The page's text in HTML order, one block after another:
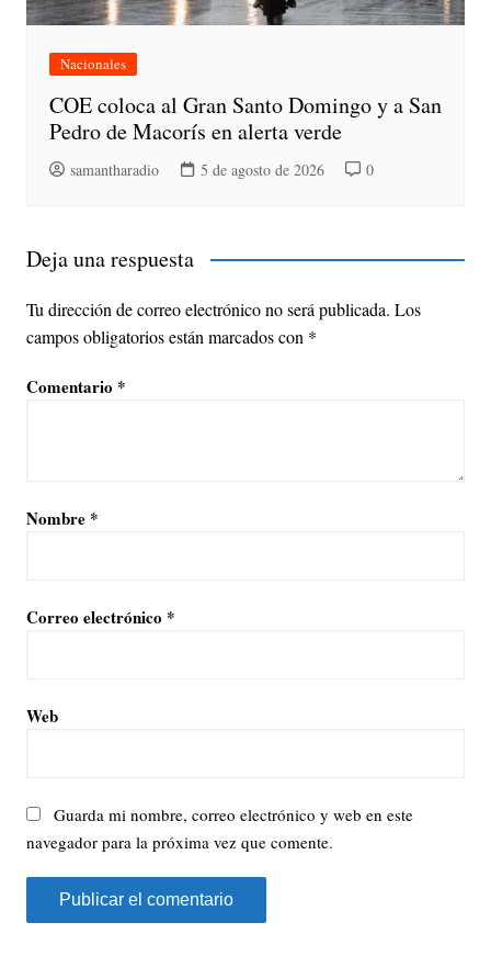
Nacionales
COE coloca al Gran Santo Domingo y a San
Pedro de Macorís en alerta verde
samantharadio 5 de agosto de 2026 0
Deja una respuesta
Tu dirección de correo electrónico no será publicada. Los
campos obligatorios están marcados con *
Comentario *
Nombre *
Correo electrónico *
Web
Guarda mi nombre, correo electrónico y web en este
navegador para la próxima vez que comente.